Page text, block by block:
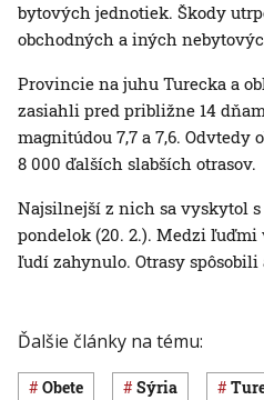
bytových jednotiek. Škody
obchodných a iných
Provincie na juhu Turecka a
zasiahli pred približne 14
magnitúdou 7,7 a 7,6. Odvtedy
8 000 ďalších slabších otrasov.
Najsilnejší z nich sa vyskytol
pondelok (20. 2.). Medzi
ľudí zahynulo. Otrasy
Ďalšie články na tému:
obete Sýria